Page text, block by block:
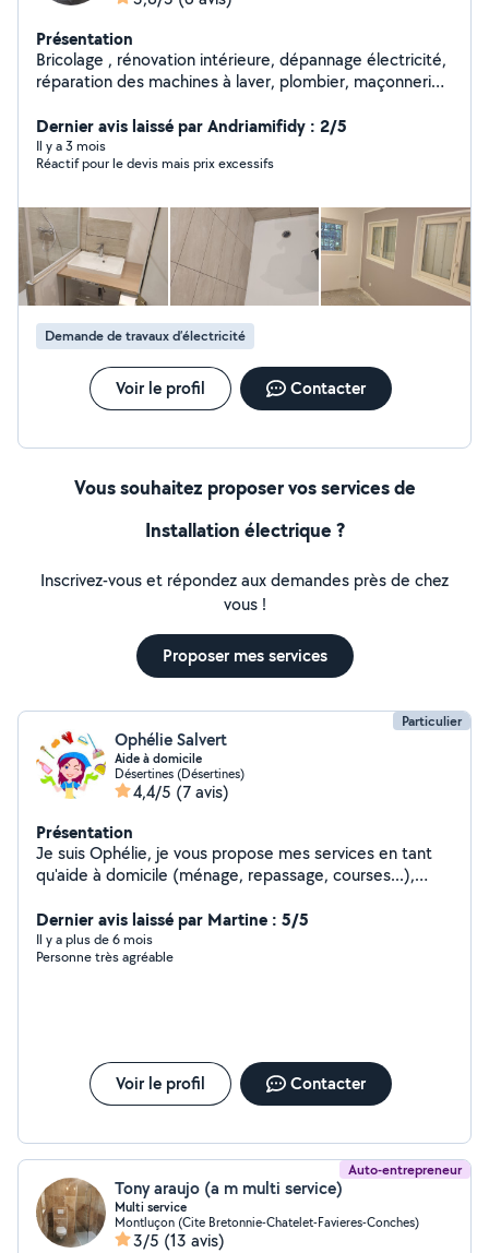
Présentation
Bricolage , rénovation intérieure, dépannage électricité,
réparation des machines à laver, plombier, maçonnerie,
toute corps d'état
Dernier avis laissé par Andriamifidy : 2/5
Il y a 3 mois
Réactif pour le devis mais prix excessifs
Demande de travaux d’électricité
Voir le profil Contacter
Vous souhaitez proposer vos services de
Installation électrique ?
Inscrivez-vous et répondez aux demandes près de chez
vous !
Proposer mes services
Particulier
Ophélie Salvert
Aide à domicile
Désertines (Désertines)
4,4/5 (7 avis)
Présentation
Je suis Ophélie, je vous propose mes services en tant
qu'aide à domicile (ménage, repassage, courses...),
Dernier avis laissé par Martine : 5/5
Il y a plus de 6 mois
Personne très agréable
Voir le profil Contacter
Auto-entrepreneur
Tony araujo (a m multi service)
Multi service
Montluçon (Cite Bretonnie-Chatelet-Favieres-Conches)
3/5 (13 avis)